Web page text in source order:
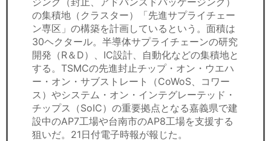
の集積地（クラスター）「先進サプライチェー
ン専区」の構築を計画しているという。面積は
30ヘクタール。半導体サプライチェーンの研究
開発（R＆D）、IC設計、自動化などの集積地と
する。TSMCの先進封止チップ・オン・ウエハ
ー・オン・サブストレート（CoWoS、コワー
ス）やシステム・オン・インテグレーテッド・
チップス（SoIC）の重要拠点となる嘉義県で建
設中のAP7工場や台南市のAP8工場を支援する
狙いだ。21日付電子時報が報じた。